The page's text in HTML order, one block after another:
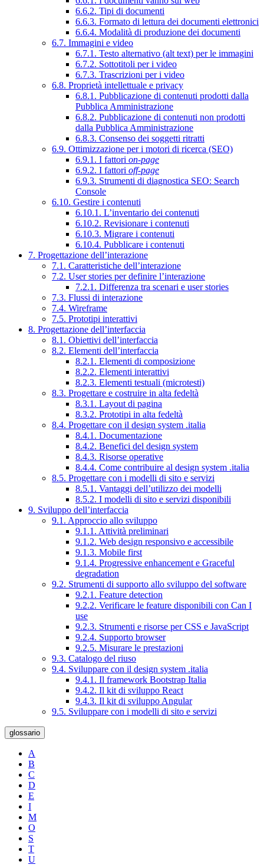
6.6.2. Tipi di documenti
6.6.3. Formato di lettura dei documenti elettronici
6.6.4. Modalità di produzione dei documenti
6.7. Immagini e video
6.7.1. Testo alternativo (alt text) per le immagini
6.7.2. Sottotitoli per i video
6.7.3. Trascrizioni per i video
6.8. Proprietà intellettuale e privacy
6.8.1. Pubblicazione di contenuti prodotti dalla
Pubblica Amministrazione
6.8.2. Pubblicazione di contenuti non prodotti
dalla Pubblica Amministrazione
6.8.3. Consenso dei soggetti ritratti
6.9. Ottimizzazione per i motori di ricerca (SEO)
6.9.1. I fattori on-page
6.9.2. I fattori off-page
6.9.3. Strumenti di diagnostica SEO: Search
Console
6.10. Gestire i contenuti
6.10.1. L’inventario dei contenuti
6.10.2. Revisionare i contenuti
6.10.3. Migrare i contenuti
6.10.4. Pubblicare i contenuti
7. Progettazione dell’interazione
7.1. Caratteristiche dell’interazione
7.2. User stories per definire l’interazione
7.2.1. Differenza tra scenari e user stories
7.3. Flussi di interazione
7.4. Wireframe
7.5. Prototipi interattivi
8. Progettazione dell’interfaccia
8.1. Obiettivi dell’interfaccia
8.2. Elementi dell’interfaccia
8.2.1. Elementi di composizione
8.2.2. Elementi interattivi
8.2.3. Elementi testuali (microtesti)
8.3. Progettare e costruire in alta fedeltà
8.3.1. Layout di pagina
8.3.2. Prototipi in alta fedeltà
8.4. Progettare con il design system .italia
8.4.1. Documentazione
8.4.2. Benefici del design system
8.4.3. Risorse operative
8.4.4. Come contribuire al design system .italia
8.5. Progettare con i modelli di sito e servizi
8.5.1. Vantaggi dell’utilizzo dei modelli
8.5.2. I modelli di sito e servizi disponibili
9. Sviluppo dell’interfaccia
9.1. Approccio allo sviluppo
9.1.1. Attività preliminari
9.1.2. Web design responsivo e accessibile
9.1.3. Mobile first
9.1.4. Progressive enhancement e Graceful
degradation
9.2. Strumenti di supporto allo sviluppo del software
9.2.1. Feature detection
9.2.2. Verificare le feature disponibili con Can I
use
9.2.3. Strumenti e risorse per CSS e JavaScript
9.2.4. Supporto browser
9.2.5. Misurare le prestazioni
9.3. Catalogo del riuso
9.4. Sviluppare con il design system .italia
9.4.1. Il framework Bootstrap Italia
9.4.2. Il kit di sviluppo React
9.4.3. Il kit di sviluppo Angular
9.5. Sviluppare con i modelli di sito e servizi
glossario
A
B
C
D
E
I
M
O
S
T
U